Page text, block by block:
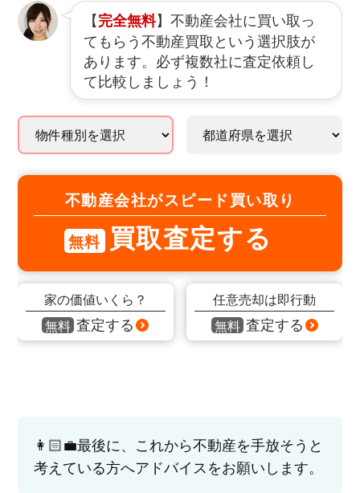
【完全無料】不動産会社に買い取っ
てもらう不動産買取という選択肢が
あります。必ず複数社に査定依頼し
て比較しましょう！
不動産会社がスピード買い取り
無料 買取査定する
家の価値いくら？
無料 査定する
任意売却は即行動
無料 査定する
👩🏻‍💼最後に、これから不動産を手放そうと
考えている方へアドバイスをお願いします。